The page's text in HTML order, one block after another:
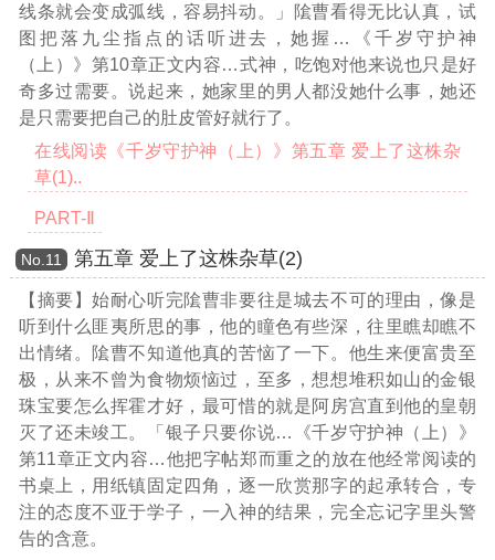
线条就会变成弧线，容易抖动。」隂曹看得无比认真，试
图把落九尘指点的话听进去，她握 …《千岁守护神
（上）》第10章正文内容…式神，吃饱对他来说也只是好
奇多过需要。说起来，她家里的男人都没她什么事，她还
是只需要把自己的肚皮管好就行了。
在线阅读《千岁守护神（上）》第五章 爱上了这株杂
草(1)..
PART-Ⅱ
Νο.11 第五章 爱上了这株杂草(2)
【摘要】始耐心听完隂曹非要往是城去不可的理由，像是
听到什么匪夷所思的事，他的瞳色有些深，往里瞧却瞧不
出情绪。隂曹不知道他真的苦恼了一下。他生来便富贵至
极，从来不曾为食物烦恼过，至多，想想堆积如山的金银
珠宝要怎么挥霍才好，最可惜的就是阿房宫直到他的皇朝
灭了还未竣工。「银子只要你说…《千岁守护神（上）》
第11章正文内容…他把字帖郑而重之的放在他经常阅读的
书桌上，用纸镇固定四角，逐一欣赏那字的起承转合，专
注的态度不亚于学子，一入神的结果，完全忘记字里头警
告的含意。